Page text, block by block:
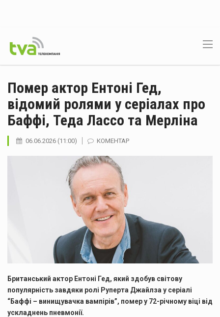
Помер актор Ентоні Гед,
відомий ролями у серіалах про
Баффі, Теда Лассо та Мерліна
06.06.2026 (11:00) КОМЕНТАР
Британський актор Ентоні Гед, який здобув світову
популярність завдяки ролі Руперта Джайлза у серіалі
“Баффі – винищувачка вампірів”, помер у 72-річному віці від
ускладнень пневмонії.